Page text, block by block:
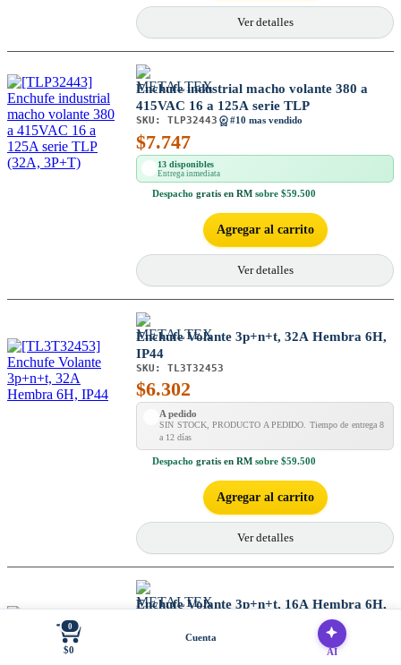
Ver detalles
Enchufe industrial macho volante 380 a
415VAC 16 a 125A serie TLP
SKU: TLP32443 #10 mas vendido
$7.747
13 disponibles
Entrega inmediata
Despacho gratis en RM sobre $59.500
Agregar al carrito
Ver detalles
Enchufe Volante 3p+n+t, 32A Hembra 6H,
IP44
SKU: TL3T32453
$6.302
A pedido
SIN STOCK, PRODUCTO A PEDIDO. Tiempo de entrega 8
a 12 días
Despacho gratis en RM sobre $59.500
Agregar al carrito
Ver detalles
Enchufe Volante 3p+n+t, 16A Hembra 6H,
TL3T16453
0
$0
Cuenta
AI